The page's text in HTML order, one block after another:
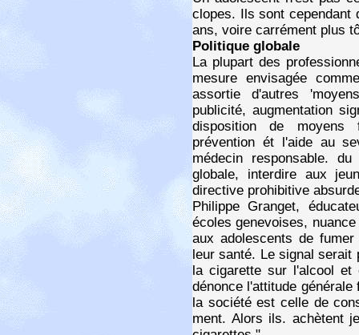
clopes. Ils sont cependant
ans, voire carrément plus
Politique globale
La plupart des
mesure envisagée
assortie d'autres
publicité, augmentation
disposition de moyens
prévention ét l'aide au
médecin responsable.
globale, interdire aux
directive prohibitive
Philippe Granget,
écoles genevoises,
aux adolescents de
leur santé. Le signal
la cigarette sur l'alcool
dénonce l'attitude
la société est celle de
ment. Alors ils. achètent